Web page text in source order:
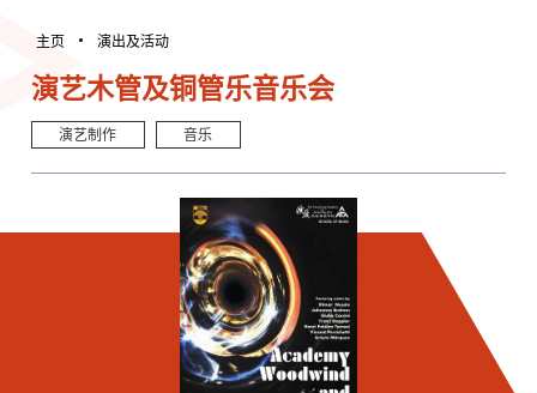
主页 演出及活动
演艺木管及铜管乐音乐会
演艺制作 音乐